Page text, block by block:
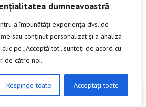
dumneavoastră
a îmbunătăți experiența dvs. de
sau conținut personalizat și a analiza
pe „Acceptă tot”, sunteți de acord cu
de către noi.
Respinge toate Acceptați toate
A DISCUTA